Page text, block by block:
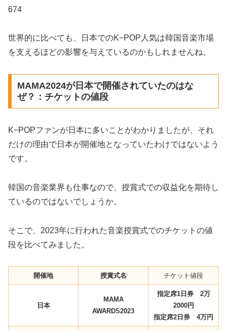
674
世界的に比べても、日本でのK−POP人気は韓国音楽市場
を支えるほどの影響を与えているのかもしれませんね。
MAMA2024が日本で開催されていたのはな
ぜ？：チケットの値段
K−POPファンが日本に多いことがわかりましたが、それ
だけの理由で日本が開催地となっていたわけではないよう
です。
韓国の音楽業界も仕事なので、授賞式での収益化を期待し
ているのではないでしょうか。
そこで、2023年に行われた音楽授賞式でのチケットの値
段を比べてみました。
開催地 授賞式名 チケット値段
日本
MAMA
AWARDS2023
指定席1日券 2万
2000円
指定席2日券 4万円